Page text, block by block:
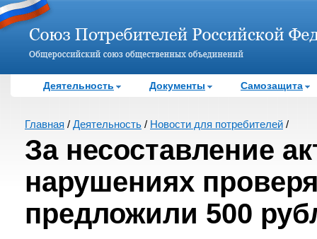
Деятельность Документы Самозащита
Главная / Деятельность / Новости для потребителей /
За несоставление
нарушениях
предложили 500